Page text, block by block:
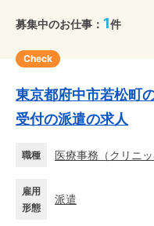
募集中のお仕事： 1件
Check
東京都府中市若松町
受付の派遣の求人
職種 医療事務 （クリニ
雇用
形態
派遣